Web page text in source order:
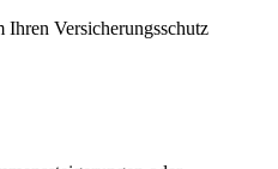
Ihren Versicherungsschutz